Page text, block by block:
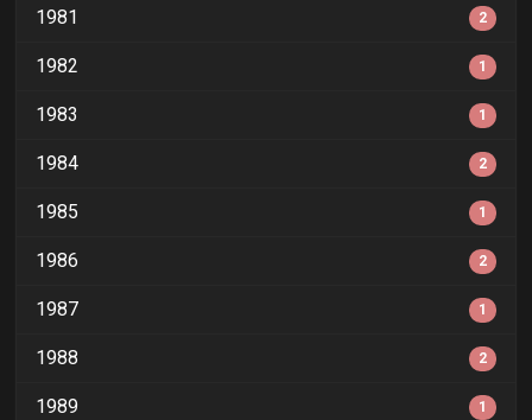
1981 2
1982 1
1983 1
1984 2
1985 1
1986 2
1987 1
1988 2
1989 1